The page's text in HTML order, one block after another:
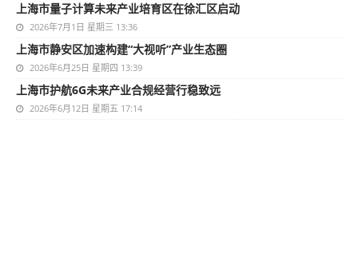
上海市量子计算未来产业培育区在徐汇区启动
2026年7月1日 星期三 13:36
上海市静安区加速构建“大视听”产业生态圈
2026年6月25日 星期四 13:39
上海市护航6G未来产业合规经营行稳致远
2026年6月12日 星期五 17:14